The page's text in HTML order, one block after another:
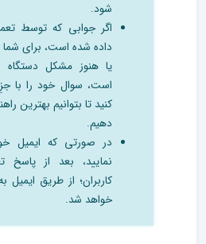
شود.
اگر جوابی که توسط
داده شده است، برای
یا هنوز مشکل
است، سوال خود را با
کنید تا بتوانیم بهترین
دهیم.
در صورتی که ایمیل
نمایید، بعد از پاسخ
کاربران؛ از طریق ایمیل
خواهد شد.